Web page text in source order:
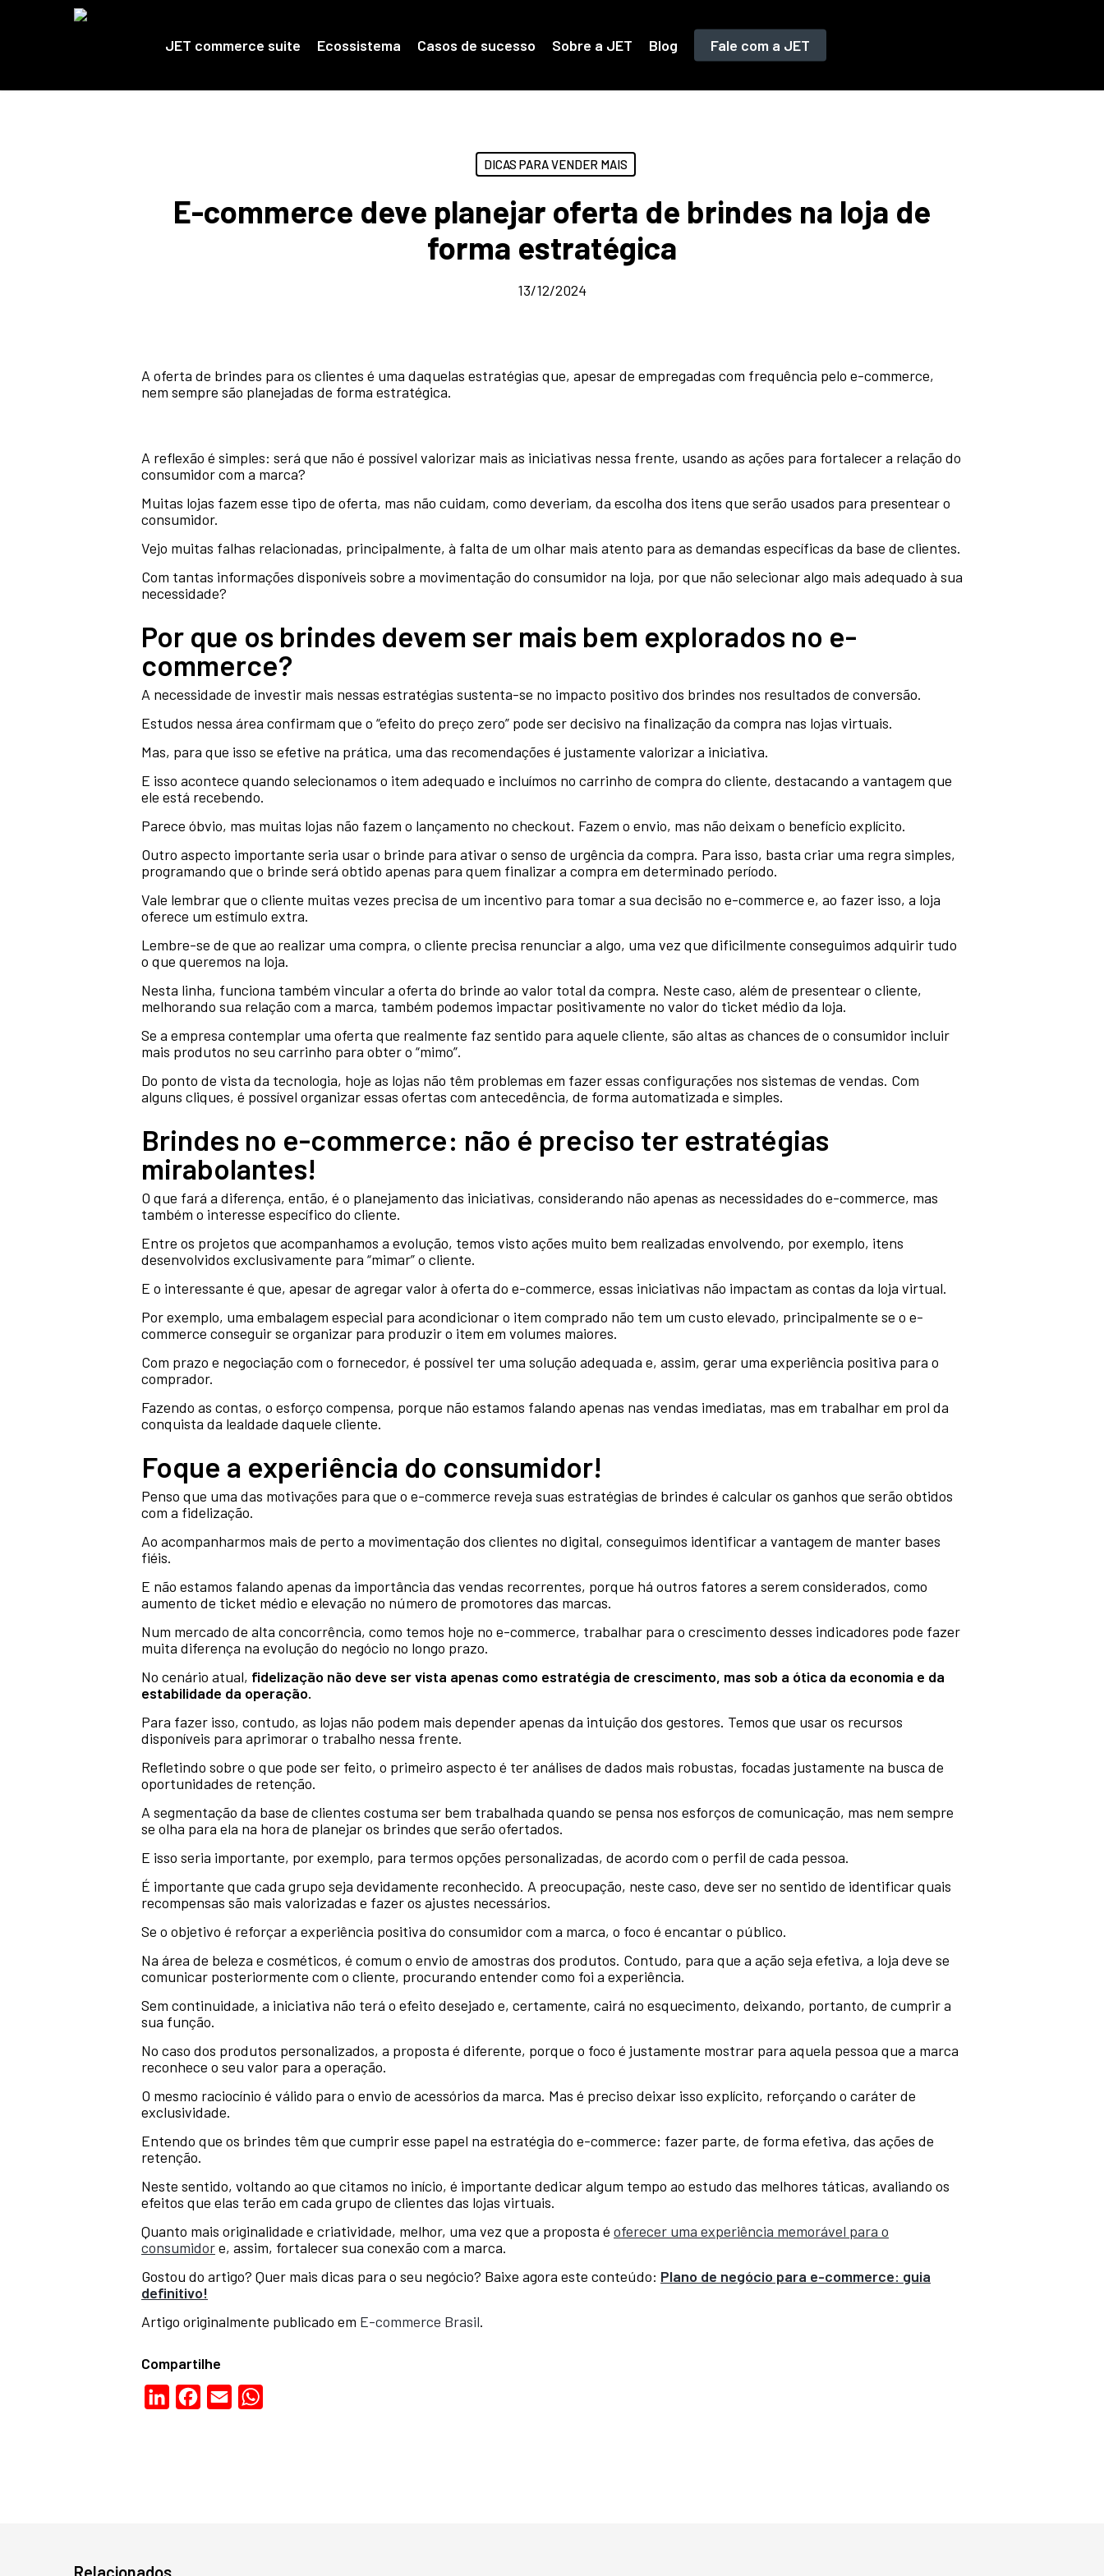
JET commerce suite Ecossistema Casos de sucesso Sobre a JET Blog Fale com a JET
DICAS PARA VENDER MAIS
E-commerce deve planejar oferta de brindes na loja de
forma estratégica
13/12/2024
A oferta de brindes para os clientes é uma daquelas estratégias que, apesar de empregadas com frequência pelo e-commerce,
nem sempre são planejadas de forma estratégica.
A reflexão é simples: será que não é possível valorizar mais as iniciativas nessa frente, usando as ações para fortalecer a relação do
consumidor com a marca?
Muitas lojas fazem esse tipo de oferta, mas não cuidam, como deveriam, da escolha dos itens que serão usados para presentear o
consumidor.
Vejo muitas falhas relacionadas, principalmente, à falta de um olhar mais atento para as demandas específicas da base de clientes.
Com tantas informações disponíveis sobre a movimentação do consumidor na loja, por que não selecionar algo mais adequado à sua
necessidade?
Por que os brindes devem ser mais bem explorados no e-
commerce?
A necessidade de investir mais nessas estratégias sustenta-se no impacto positivo dos brindes nos resultados de conversão.
Estudos nessa área confirmam que o “efeito do preço zero” pode ser decisivo na finalização da compra nas lojas virtuais.
Mas, para que isso se efetive na prática, uma das recomendações é justamente valorizar a iniciativa.
E isso acontece quando selecionamos o item adequado e incluímos no carrinho de compra do cliente, destacando a vantagem que
ele está recebendo.
Parece óbvio, mas muitas lojas não fazem o lançamento no checkout. Fazem o envio, mas não deixam o benefício explícito.
Outro aspecto importante seria usar o brinde para ativar o senso de urgência da compra. Para isso, basta criar uma regra simples,
programando que o brinde será obtido apenas para quem finalizar a compra em determinado período.
Vale lembrar que o cliente muitas vezes precisa de um incentivo para tomar a sua decisão no e-commerce e, ao fazer isso, a loja
oferece um estímulo extra.
Lembre-se de que ao realizar uma compra, o cliente precisa renunciar a algo, uma vez que dificilmente conseguimos adquirir tudo
o que queremos na loja.
Nesta linha, funciona também vincular a oferta do brinde ao valor total da compra. Neste caso, além de presentear o cliente,
melhorando sua relação com a marca, também podemos impactar positivamente no valor do ticket médio da loja.
Se a empresa contemplar uma oferta que realmente faz sentido para aquele cliente, são altas as chances de o consumidor incluir
mais produtos no seu carrinho para obter o “mimo”.
Do ponto de vista da tecnologia, hoje as lojas não têm problemas em fazer essas configurações nos sistemas de vendas. Com
alguns cliques, é possível organizar essas ofertas com antecedência, de forma automatizada e simples.
Brindes no e-commerce: não é preciso ter estratégias
mirabolantes!
O que fará a diferença, então, é o planejamento das iniciativas, considerando não apenas as necessidades do e-commerce, mas
também o interesse específico do cliente.
Entre os projetos que acompanhamos a evolução, temos visto ações muito bem realizadas envolvendo, por exemplo, itens
desenvolvidos exclusivamente para “mimar” o cliente.
E o interessante é que, apesar de agregar valor à oferta do e-commerce, essas iniciativas não impactam as contas da loja virtual.
Por exemplo, uma embalagem especial para acondicionar o item comprado não tem um custo elevado, principalmente se o e-
commerce conseguir se organizar para produzir o item em volumes maiores.
Com prazo e negociação com o fornecedor, é possível ter uma solução adequada e, assim, gerar uma experiência positiva para o
comprador.
Fazendo as contas, o esforço compensa, porque não estamos falando apenas nas vendas imediatas, mas em trabalhar em prol da
conquista da lealdade daquele cliente.
Foque a experiência do consumidor!
Penso que uma das motivações para que o e-commerce reveja suas estratégias de brindes é calcular os ganhos que serão obtidos
com a fidelização.
Ao acompanharmos mais de perto a movimentação dos clientes no digital, conseguimos identificar a vantagem de manter bases
fiéis.
E não estamos falando apenas da importância das vendas recorrentes, porque há outros fatores a serem considerados, como
aumento de ticket médio e elevação no número de promotores das marcas.
Num mercado de alta concorrência, como temos hoje no e-commerce, trabalhar para o crescimento desses indicadores pode fazer
muita diferença na evolução do negócio no longo prazo.
No cenário atual, fidelização não deve ser vista apenas como estratégia de crescimento, mas sob a ótica da economia e da
estabilidade da operação.
Para fazer isso, contudo, as lojas não podem mais depender apenas da intuição dos gestores. Temos que usar os recursos
disponíveis para aprimorar o trabalho nessa frente.
Refletindo sobre o que pode ser feito, o primeiro aspecto é ter análises de dados mais robustas, focadas justamente na busca de
oportunidades de retenção.
A segmentação da base de clientes costuma ser bem trabalhada quando se pensa nos esforços de comunicação, mas nem sempre
se olha para ela na hora de planejar os brindes que serão ofertados.
E isso seria importante, por exemplo, para termos opções personalizadas, de acordo com o perfil de cada pessoa.
É importante que cada grupo seja devidamente reconhecido. A preocupação, neste caso, deve ser no sentido de identificar quais
recompensas são mais valorizadas e fazer os ajustes necessários.
Se o objetivo é reforçar a experiência positiva do consumidor com a marca, o foco é encantar o público.
Na área de beleza e cosméticos, é comum o envio de amostras dos produtos. Contudo, para que a ação seja efetiva, a loja deve se
comunicar posteriormente com o cliente, procurando entender como foi a experiência.
Sem continuidade, a iniciativa não terá o efeito desejado e, certamente, cairá no esquecimento, deixando, portanto, de cumprir a
sua função.
No caso dos produtos personalizados, a proposta é diferente, porque o foco é justamente mostrar para aquela pessoa que a marca
reconhece o seu valor para a operação.
O mesmo raciocínio é válido para o envio de acessórios da marca. Mas é preciso deixar isso explícito, reforçando o caráter de
exclusividade.
Entendo que os brindes têm que cumprir esse papel na estratégia do e-commerce: fazer parte, de forma efetiva, das ações de
retenção.
Neste sentido, voltando ao que citamos no início, é importante dedicar algum tempo ao estudo das melhores táticas, avaliando os
efeitos que elas terão em cada grupo de clientes das lojas virtuais.
Quanto mais originalidade e criatividade, melhor, uma vez que a proposta é oferecer uma experiência memorável para o
consumidore, assim, fortalecer sua conexão com a marca.
Gostou do artigo? Quer mais dicas para o seu negócio? Baixe agora este conteúdo: Plano de negócio para e-commerce: guia
definitivo!
Artigo originalmente publicado em E-commerce Brasil.
Compartilhe
LinkedInFacebook
Email
Relacionados